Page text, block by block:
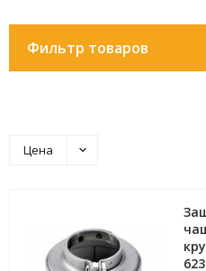
Фильтр товаров
Цена